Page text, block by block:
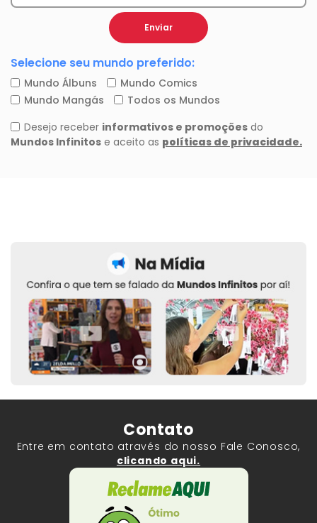
Contato
Entre em contato através do nosso Fale Conosco,
clicando aqui.